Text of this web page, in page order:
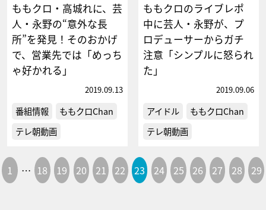
ももクロ・高城れに、芸
人・永野の“意外な長
所”を発見！そのおかげ
で、営業先では「めっち
ゃ好かれる」
2019.09.13
番組情報
ももクロChan
テレ朝動画
ももクロのライブレポ
中に芸人・永野が、プ
ロデューサーからガチ
注意「シンプルに怒られ
た」
2019.09.06
アイドル
ももクロChan
テレ朝動画
1 … 18 19 20 21 22 23 24 25 26 27 28 29